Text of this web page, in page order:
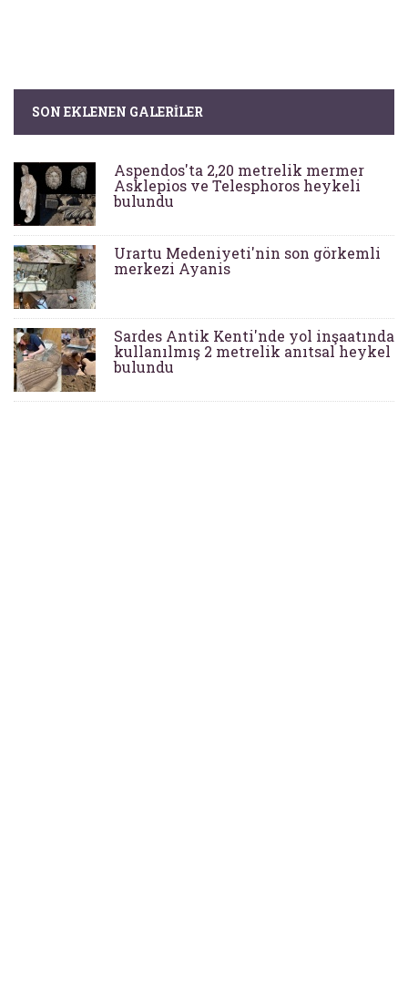
SON EKLENEN GALERILER
Aspendos'ta 2,20 metrelik mermer
Asklepios ve Telesphoros heykeli
bulundu
Urartu Medeniyeti'nin son görkemli
merkezi Ayanis
Sardes Antik Kenti'nde yol inşaatında
kullanılmış 2 metrelik anıtsal heykel
bulundu